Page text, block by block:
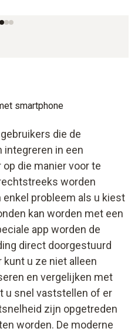
smartphone
die de
integreren in een
die manier voor te
worden
probleem als u kiest
kan worden met een
app worden de
direct doorgestuurd
kunt u ze niet alleen
en vergelijken met
u snel vaststellen of er
zijn opgetreden
worden. De moderne